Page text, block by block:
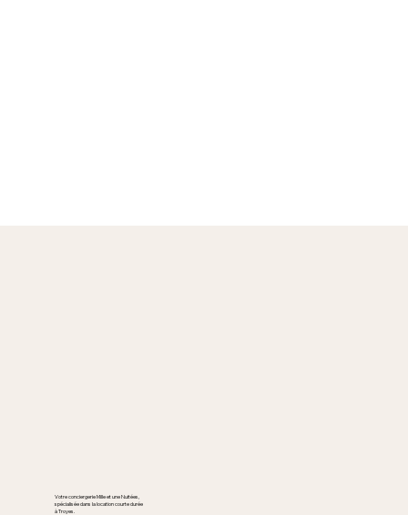
Votre conciergerie Mille et une Nuitées,
spécialisée dans la location courte durée
à Troyes.